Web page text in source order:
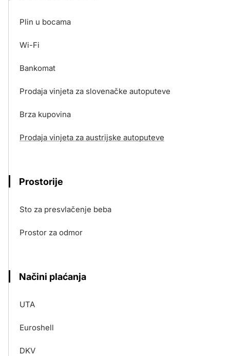
Plin u bocama
Wi-Fi
Bankomat
Prodaja vinjeta za slovenačke autoputeve
Brza kupovina
Prodaja vinjeta za austrijske autoputeve
Prostorije
Sto za presvlačenje beba
Prostor za odmor
Načini plaćanja
UTA
Euroshell
DKV